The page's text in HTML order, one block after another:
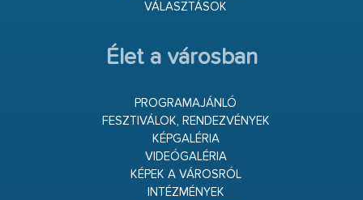
VÁLASZTÁSOK
Élet a városban
PROGRAMAJÁNLÓ
FESZTIVÁLOK, RENDEZVÉNYEK
KÉPGALÉRIA
VIDEÓGALÉRIA
KÉPEK A VÁROSRÓL
INTÉZMÉNYEK